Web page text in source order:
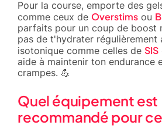
Pour la course, emporte des
comme ceux de Overstims ou
parfaits pour un coup de boost
pas de t'hydrater régulièrement
isotonique comme celles de SIS
aide à maintenir ton endurance
crampes. 💪
Quel équipement est
recommandé pour